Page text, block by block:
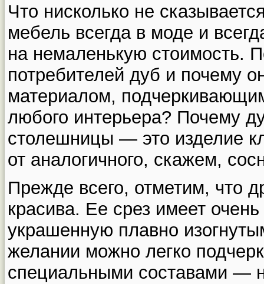
Что нисколько не
мебель всегда в моде и
на немаленькую стоимость.
потребителей дуб и почему
материалом,
любого интерьера? Почему
столешницы — это изделие
от аналогичного, скажем,
Прежде всего, отметим, что
красива. Ее срез имеет
украшенную плавно
желании можно легко
специальными составами —